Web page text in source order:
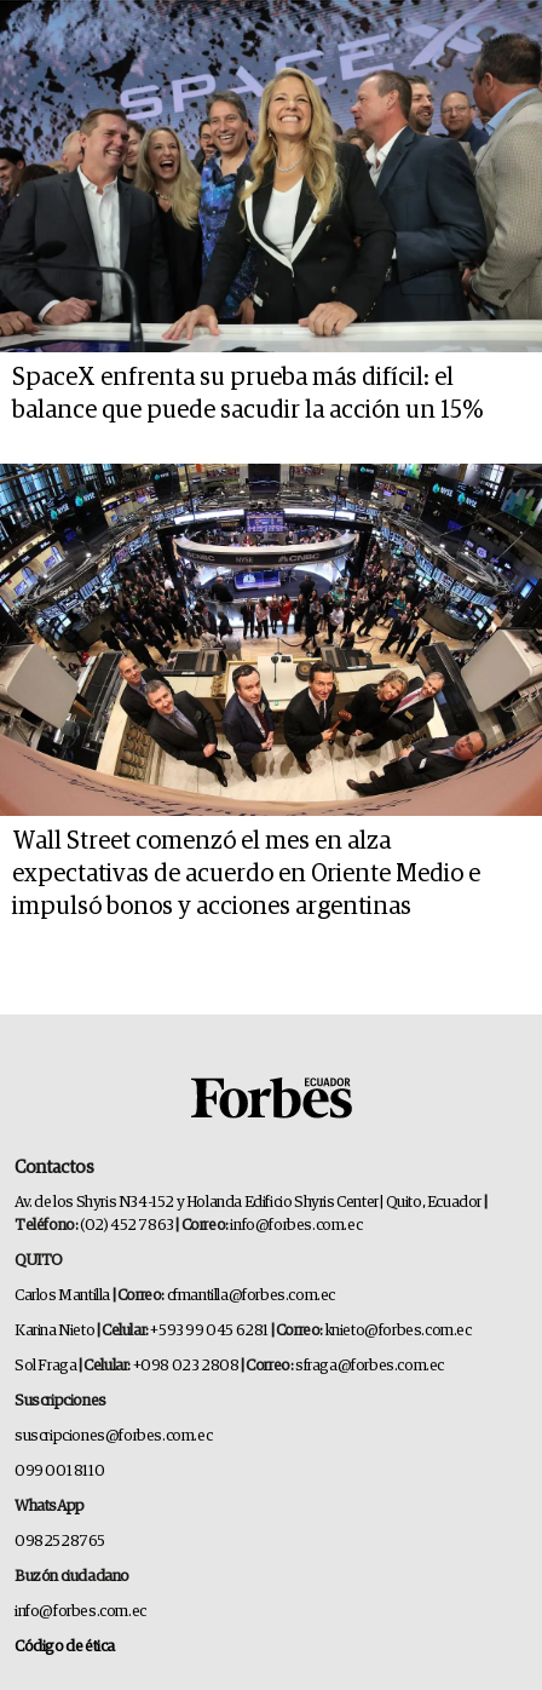
SpaceX enfrenta su prueba más difícil: el
balance que puede sacudir la acción un 15%
Wall Street comenzó el mes en alza
expectativas de acuerdo en Oriente Medio e
impulsó bonos y acciones argentinas
Contactos
Av. de los Shyris N34-152 y Holanda Edificio Shyris Center | Quito, Ecuador
Teléfono:(02) 452 7863 | Correo:info@forbes.com.ec
QUITO
Carlos Mantilla | Correo:cfmantilla@forbes.com.ec
Karina Nieto | Celular:+593 99 045 6281 | Correo:knieto@forbes.com.ec
Sol Fraga| Celular:+098 023 2808 | Correo:sfraga@forbes.com.ec
Suscripciones
suscripciones@forbes.com.ec
099 001 8110
WhatsApp
0982528765
Buzón ciudadano
info@forbes.com.ec
Código de ética